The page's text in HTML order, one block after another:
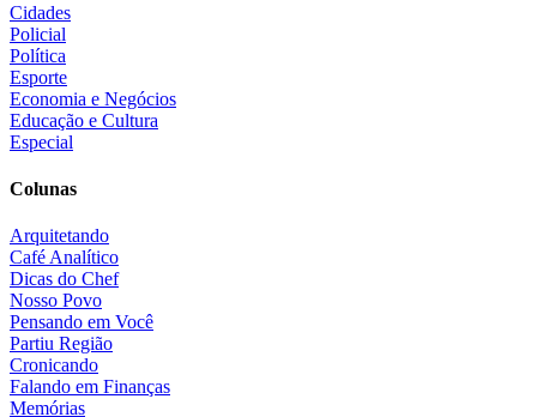
Cidades
Policial
Política
Esporte
Economia e Negócios
Educação e Cultura
Especial
Colunas
Arquitetando
Café Analítico
Dicas do Chef
Nosso Povo
Pensando em Você
Partiu Região
Cronicando
Falando em Finanças
Memórias